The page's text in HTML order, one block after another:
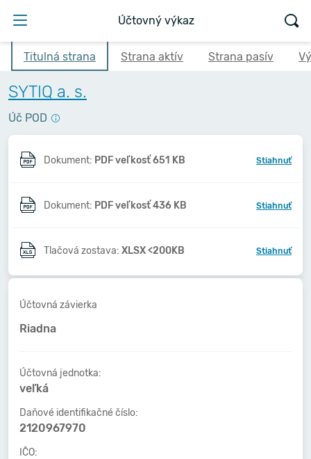
Účtovný výkaz
Titulná strana Strana aktív Strana pasív
SYTIQ a. s.
Úč POD
Dokument: PDF veľkosť 651 KB Stiahnuť
Dokument: PDF veľkosť 436 KB Stiahnuť
Tlačová zostava: XLSX <200KB Stiahnuť
Účtovná závierka
Riadna
Účtovná jednotka:
veľká
Daňové identifikačné číslo:
2120967970
IČO: